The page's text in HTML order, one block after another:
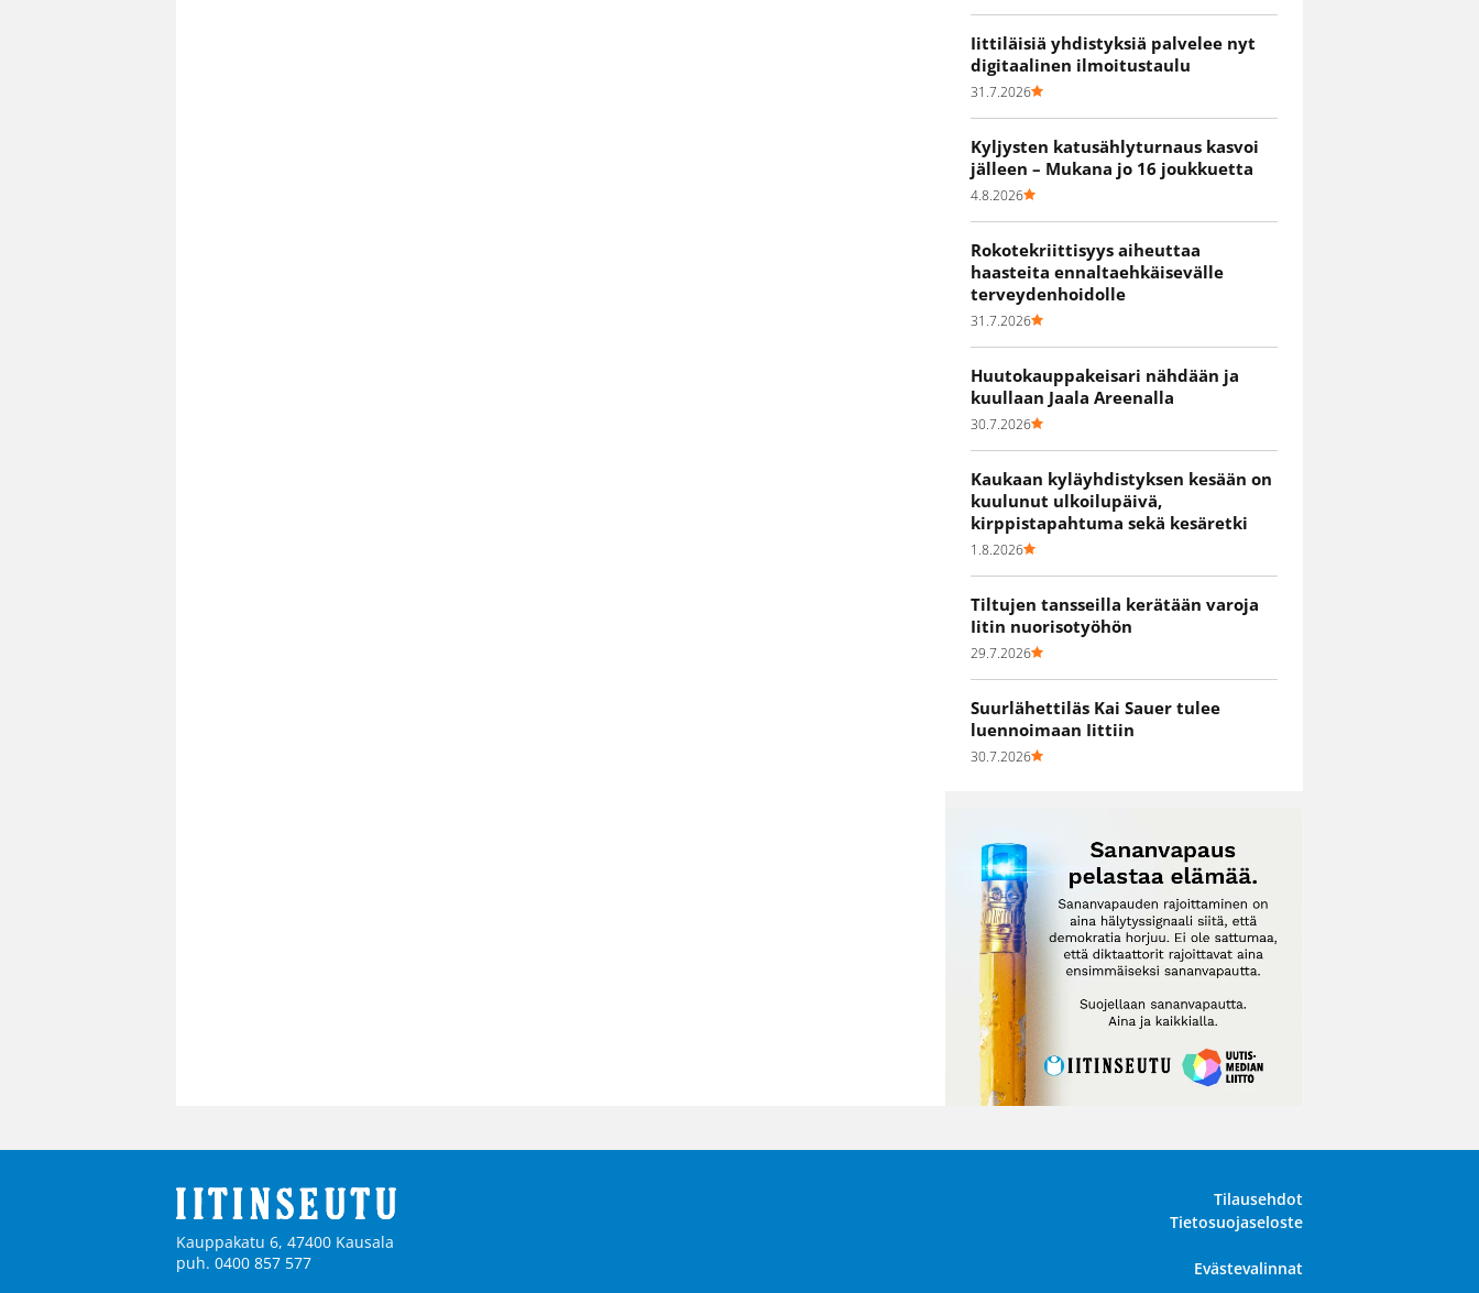
Iittiläisiä yhdistyksiä palvelee nyt
digitaalinen ilmoitustaulu
31.7.2026
Kyljysten katusählyturnaus kasvoi
jälleen – Mukana jo 16 joukkuetta
4.8.2026
Rokotekriittisyys aiheuttaa
haasteita ennaltaehkäisevälle
terveydenhoidolle
31.7.2026
Huutokauppakeisari nähdään ja
kuullaan Jaala Areenalla
30.7.2026
Kaukaan kyläyhdistyksen kesään on
kuulunut ulkoilupäivä,
kirppistapahtuma sekä kesäretki
1.8.2026
Tiltujen tansseilla kerätään varoja
Iitin nuorisotyöhön
29.7.2026
Suurlähettiläs Kai Sauer tulee
luennoimaan Iittiin
30.7.2026
Kauppakatu 6, 47400 Kausala
puh. 0400 857 577
Tilausehdot
Tietosuojaseloste
Evästevalinnat